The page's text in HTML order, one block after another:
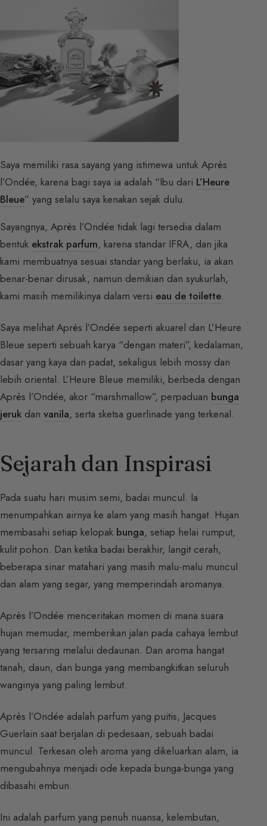
Saya memiliki rasa sayang yang istimewa untuk Après
l’Ondée, karena bagi saya ia adalah “Ibu dari L’Heure
Bleue” yang selalu saya kenakan sejak dulu.
Sayangnya, Après l’Ondée tidak lagi tersedia dalam
bentuk ekstrak parfum, karena standar IFRA, dan jika
kami membuatnya sesuai standar yang berlaku, ia akan
benar-benar dirusak, namun demikian dan syukurlah,
kami masih memilikinya dalam versi eau de toilette.
Saya melihat Après l’Ondée seperti akuarel dan L’Heure
Bleue seperti sebuah karya “dengan materi”, kedalaman,
dasar yang kaya dan padat, sekaligus lebih mossy dan
lebih oriental. L’Heure Bleue memiliki, berbeda dengan
Après l’Ondée, akor “marshmallow”, perpaduan bunga
jeruk dan vanila, serta sketsa guerlinade yang terkenal.
Sejarah dan Inspirasi
Pada suatu hari musim semi, badai muncul. Ia
menumpahkan airnya ke alam yang masih hangat. Hujan
membasahi setiap kelopak bunga, setiap helai rumput,
kulit pohon. Dan ketika badai berakhir, langit cerah,
beberapa sinar matahari yang masih malu-malu muncul
dan alam yang segar, yang memperindah aromanya.
Après l’Ondée menceritakan momen di mana suara
hujan memudar, memberikan jalan pada cahaya lembut
yang tersaring melalui dedaunan. Dan aroma hangat
tanah, daun, dan bunga yang membangkitkan seluruh
wanginya yang paling lembut.
Après l’Ondée adalah parfum yang puitis, Jacques
Guerlain saat berjalan di pedesaan, sebuah badai
muncul. Terkesan oleh aroma yang dikeluarkan alam, ia
mengubahnya menjadi ode kepada bunga-bunga yang
dibasahi embun.
Ini adalah parfum yang penuh nuansa, kelembutan,